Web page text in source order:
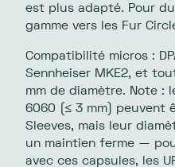
est plus adapté. Pour
gamme vers les Fur
Compatibilité micros :
Sennheiser MKE2, et
mm de diamètre. Note :
6060 (≤ 3 mm) peuvent
Sleeves, mais leur
un maintien ferme —
avec ces capsules, les